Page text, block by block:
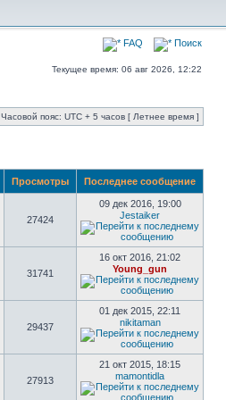
FAQ Поиск
Текущее время: 06 авг 2026, 12:22
Часовой пояс: UTC + 5 часов [ Летнее время ]
Просмотры Последнее сообщение
27424
09 дек 2016, 19:00
Jestaiker
31741
16 окт 2016, 21:02
Young_gun
29437
01 дек 2015, 22:11
nikitaman
27913
21 окт 2015, 18:15
mamontidla